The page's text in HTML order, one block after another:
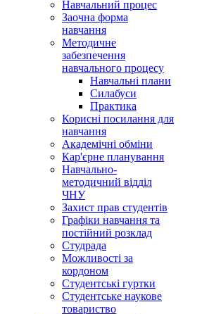
Навчальний процес
Заочна форма
навчання
Методичне
забезпечення
навчального процесу
Навчальні плани
Силабуси
Практика
Корисні посилання для
навчання
Академічні обміни
Кар'єрне планування
Навчально-
методичний відділ
ЧНУ
Захист прав студентів
Графіки навчання та
постійний розклад
Студрада
Можливості за
кордоном
Студентські гуртки
Студентське наукове
товариство